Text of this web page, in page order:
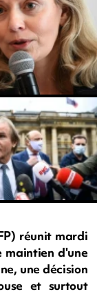
réunit mardi
maintien d'une
une décision
et surtout